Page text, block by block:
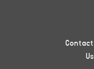
Contact
Us